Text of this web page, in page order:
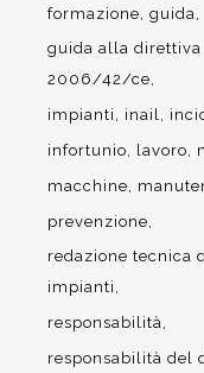
formazione guida
guida alla
2006/42/ce
impianti
inail
infortunio
lavoro
macchine
prevenzione
redazione tecnica
impianti
responsabilità
responsabilità del